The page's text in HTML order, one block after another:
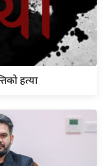
हत्या